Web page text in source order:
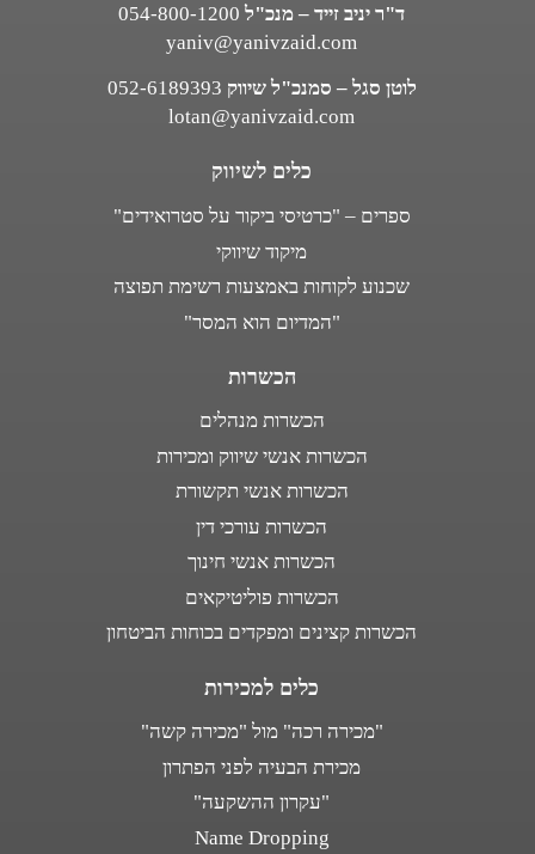
ד"ר יניב זייד – מנכ"ל 054-800-1200
yaniv@yanivzaid.com
לוטן סגל – סמנכ"ל שיווק 052-6189393
lotan@yanivzaid.com
כלים לשיווק
ספרים – "כרטיסי ביקור על סטרואידים"
מיקוד שיווקי
שכנוע לקוחות באמצעות רשימת תפוצה
"המדיום הוא המסר"
הכשרות
הכשרות מנהלים
הכשרות אנשי שיווק ומכירות
הכשרות אנשי תקשורת
הכשרות עורכי דין
הכשרות אנשי חינוך
הכשרות פוליטיקאים
הכשרות קצינים ומפקדים בכוחות הביטחון
כלים למכירות
"מכירה רכה" מול "מכירה קשה"
מכירת הבעיה לפני הפתרון
"עקרון ההשקעה"
Name Dropping